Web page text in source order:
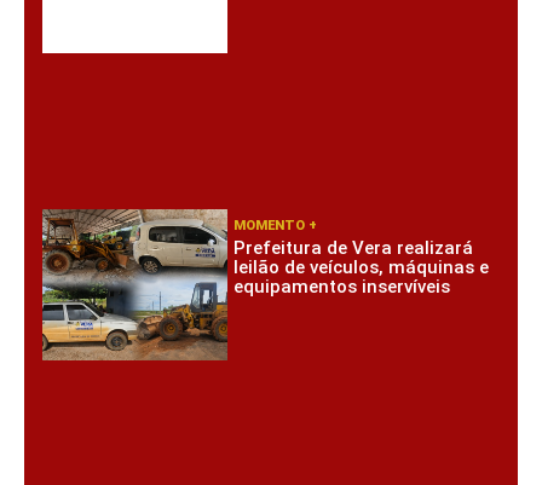
MOMENTO +
Prefeitura de Vera realizará
leilão de veículos, máquinas e
equipamentos inservíveis